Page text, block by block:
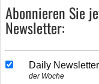
Abonnieren Sie
Newsletter:
Daily Newsletter
der Woche